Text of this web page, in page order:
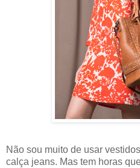
Não sou muito de usar
calça jeans. Mas tem horas